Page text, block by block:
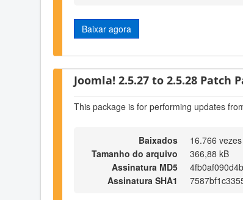
Baixar agora
Joomla! 2.5.27 to 2.5.28 Patch
This package is for performing updates
Baixados
16.766 vezes
Tamanho do arquivo
366,88 kB
Assinatura MD5
Assinatura SHA1